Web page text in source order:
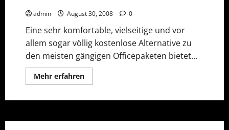
admin August 30, 2008 0
Eine sehr komfortable, vielseitige und vor
allem sogar völlig kostenlose Alternative zu
den meisten gängigen Officepaketen bietet...
Mehr erfahrenMehr
Informationen
Officepaket